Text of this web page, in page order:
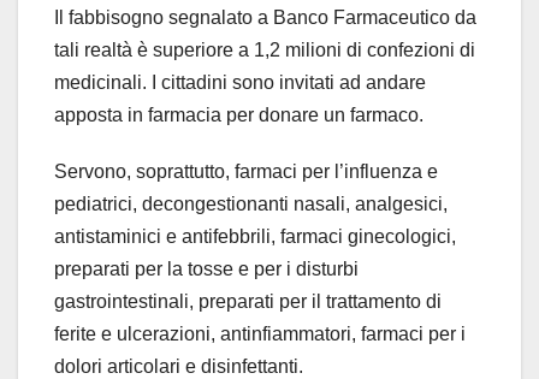
Il fabbisogno segnalato a Banco Farmaceutico da
tali realtà è superiore a 1,2 milioni di confezioni di
medicinali. I cittadini sono invitati ad andare
apposta in farmacia per donare un farmaco.
Servono, soprattutto, farmaci per l’influenza e
pediatrici, decongestionanti nasali, analgesici,
antistaminici e antifebbrili, farmaci ginecologici,
preparati per la tosse e per i disturbi
gastrointestinali, preparati per il trattamento di
ferite e ulcerazioni, antinfiammatori, farmaci per i
dolori articolari e disinfettanti.